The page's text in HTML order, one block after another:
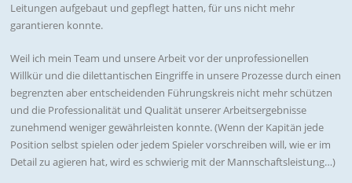
Leitungen aufgebaut und gepflegt hatten, für uns nicht mehr
garantieren konnte.
Weil ich mein Team und unsere Arbeit vor der unprofessionellen
Willkür und die dilettantischen Eingriffe in unsere Prozesse durch einen
begrenzten aber entscheidenden Führungskreis nicht mehr schützen
und die Professionalität und Qualität unserer Arbeitsergebnisse
zunehmend weniger gewährleisten konnte. (Wenn der Kapitän jede
Position selbst spielen oder jedem Spieler vorschreiben will, wie er im
Detail zu agieren hat, wird es schwierig mit der Mannschaftsleistung…)